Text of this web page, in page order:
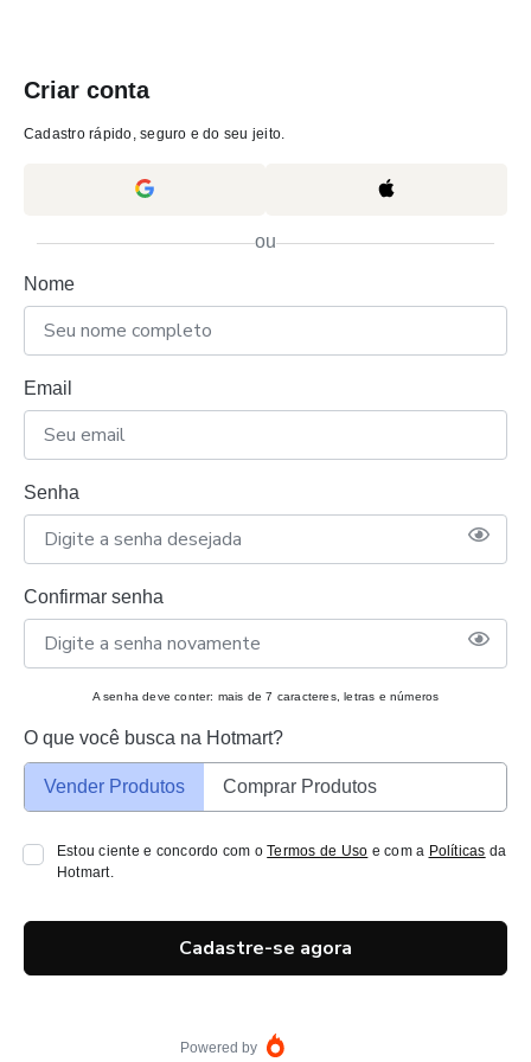
Criar conta
Cadastro rápido, seguro e do seu jeito.
ou
Nome
Email
Senha
Confirmar senha
A senha deve conter: mais de 7 caracteres, letras e números
O que você busca na Hotmart?
Vender Produtos Comprar Produtos
Estou ciente e concordo com oTermos de Uso e com a Políticas da
Hotmart.
Cadastre-se agora
Powered by